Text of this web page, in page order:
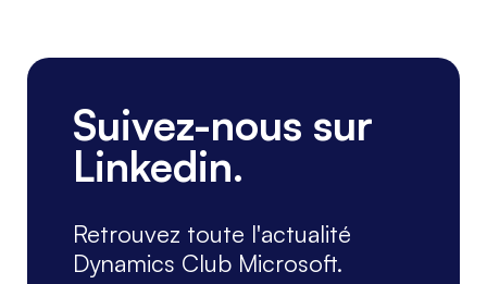
Suivez-nous sur
Linkedin.
Retrouvez toute l'actualité
Dynamics Club Microsoft.